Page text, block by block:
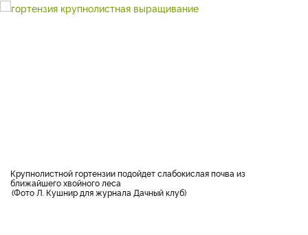
Крупнолистной гортензии подойдет слабокислая почва из
ближайшего хвойного леса
Фото Л. Кушнир для журнала Дачный клуб